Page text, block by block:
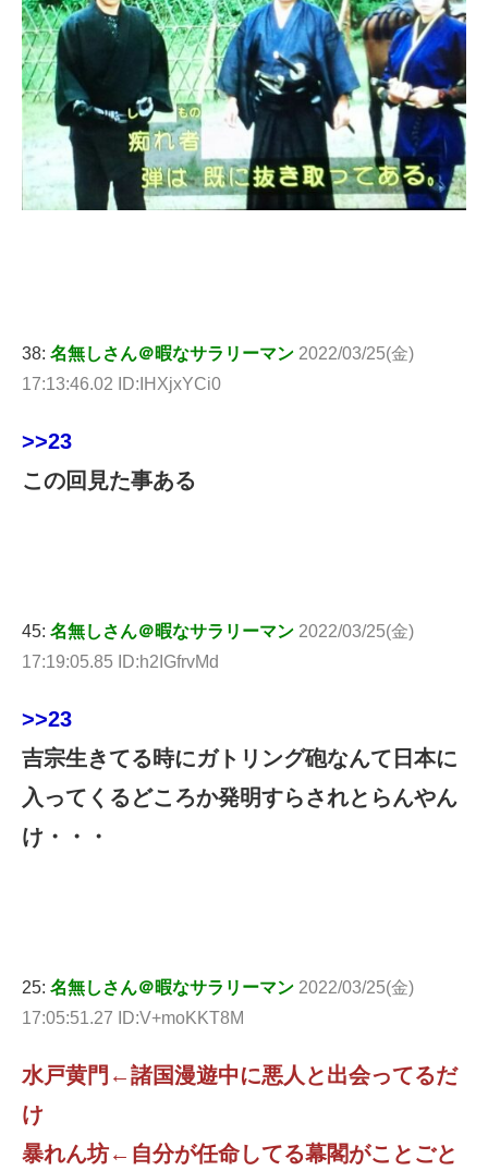
38: 名無しさん＠暇なサラリーマン 2022/03/25(金)
17:13:46.02 ID:IHXjxYCi0
>>23
この回見た事ある
45: 名無しさん＠暇なサラリーマン 2022/03/25(金)
17:19:05.85 ID:h2IGfrvMd
>>23
吉宗生きてる時にガトリング砲なんて日本に
入ってくるどころか発明すらされとらんやん
け・・・
25: 名無しさん＠暇なサラリーマン 2022/03/25(金)
17:05:51.27 ID:V+moKKT8M
水戸黄門←諸国漫遊中に悪人と出会ってるだ
け
暴れん坊←自分が任命してる幕閣がことごと